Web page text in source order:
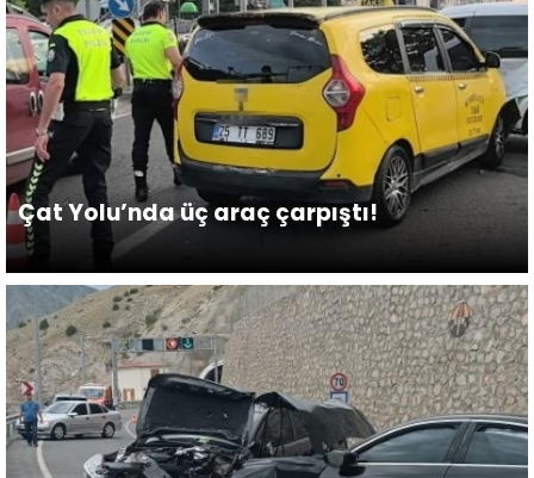
Çat Yolu’nda üç araç çarpıştı!